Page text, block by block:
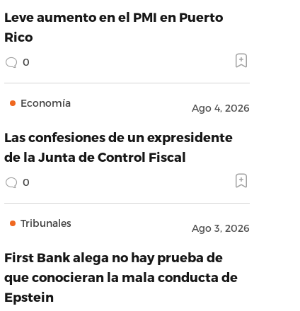
Leve aumento en el PMI en Puerto
Rico
0
Economía Ago 4, 2026
Las confesiones de un expresidente
de la Junta de Control Fiscal
0
Tribunales Ago 3, 2026
First Bank alega no hay prueba de
que conocieran la mala conducta de
Epstein